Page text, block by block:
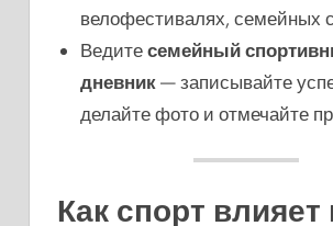
велофестивалях, семейных
Ведитесемейный
дневник— записывайте
делайте фото и отмечайте
Как спорт влияет